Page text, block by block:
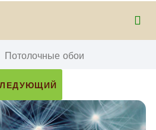
Потолочные обои